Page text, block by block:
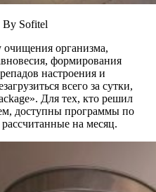
By Sofitel
организма,
формирования
настроения и
всего за сутки,
Для тех, кто решил
доступны программы по
на месяц.